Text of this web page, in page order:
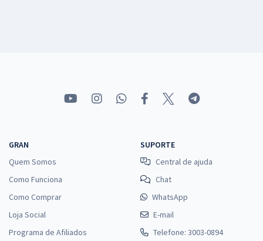
GRAN
Quem Somos
Como Funciona
Como Comprar
Loja Social
Programa de Afiliados
SUPORTE
Central de ajuda
Chat
WhatsApp
E-mail
Telefone: 3003-0894